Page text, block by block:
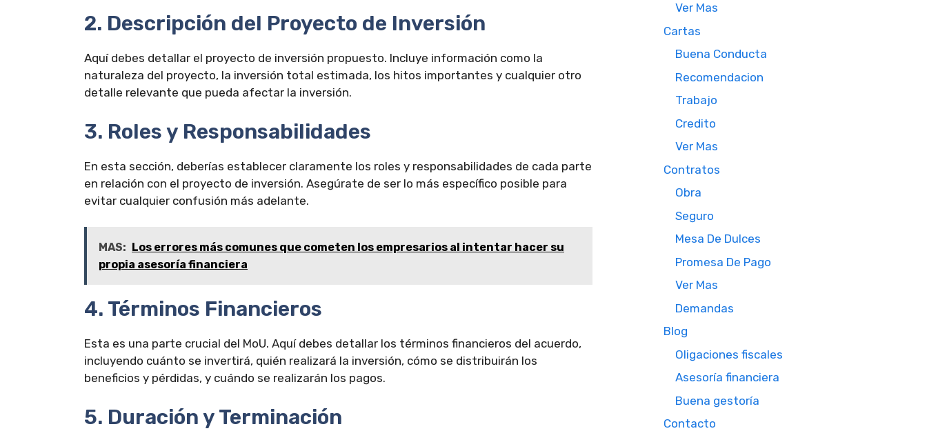
2. Descripción del Proyecto de Inversión
Aquí debes detallar el proyecto de inversión propuesto. Incluye información como la
naturaleza del proyecto, la inversión total estimada, los hitos importantes y cualquier otro
detalle relevante que pueda afectar la inversión.
3. Roles y Responsabilidades
En esta sección, deberías establecer claramente los roles y responsabilidades de cada parte
en relación con el proyecto de inversión. Asegúrate de ser lo más específico posible para
evitar cualquier confusión más adelante.
MAS: Los errores más comunes que cometen los empresarios al intentar hacer su
propia asesoría financiera
4. Términos Financieros
Esta es una parte crucial del MoU. Aquí debes detallar los términos financieros del acuerdo,
incluyendo cuánto se invertirá, quién realizará la inversión, cómo se distribuirán los
beneficios y pérdidas, y cuándo se realizarán los pagos.
5. Duración y Terminación
Ver Mas
Cartas
Buena Conducta
Recomendacion
Trabajo
Credito
Ver Mas
Contratos
Obra
Seguro
Mesa De Dulces
Promesa De Pago
Ver Mas
Demandas
Blog
Oligaciones fiscales
Asesoría financiera
Buena gestoría
Contacto